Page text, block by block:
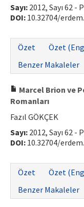
Sayı: 2012, Sayı 62 -
DOI: 10.32704/
Özet
Özet
Benzer Makaleler
Marcel Brion ve
Romanları
Fazıl GÖKÇEK
Sayı: 2012, Sayı 62 -
DOI: 10.32704/
Özet
Özet
Benzer Makaleler